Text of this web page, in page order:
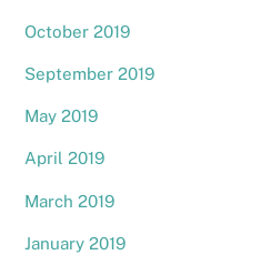
October 2019
September 2019
May 2019
April 2019
March 2019
January 2019